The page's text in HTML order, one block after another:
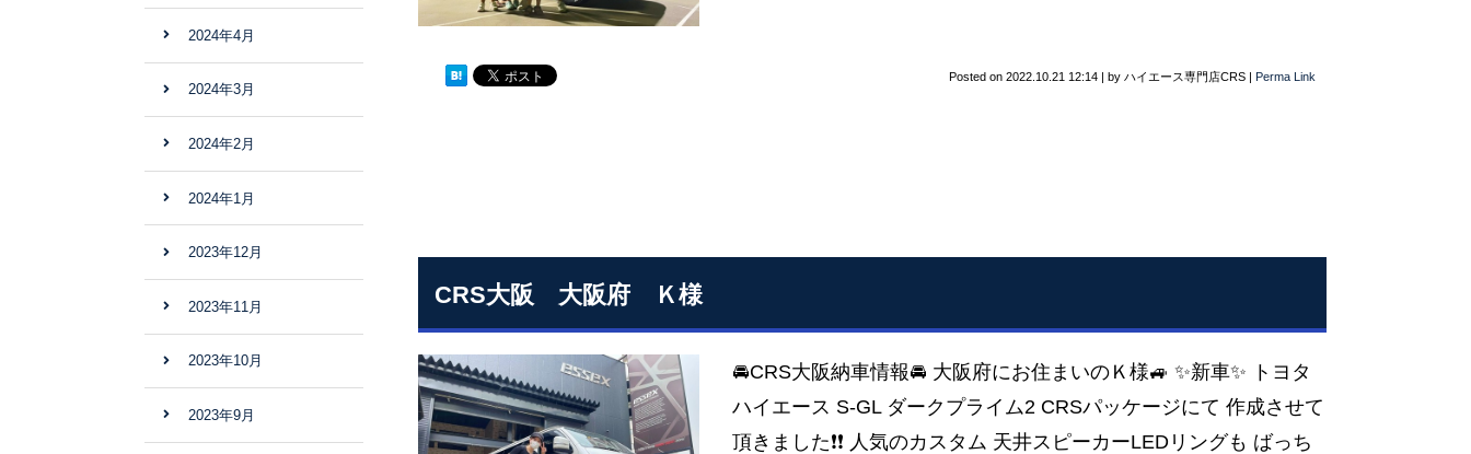
Posted on 2022.10.21 12:14 | by ハイエース専門店CRS | Perma Link
CRS大阪 大阪府 Ｋ様
🚘CRS大阪納車情報🚘 大阪府にお住まいのＫ様🚙 ✨️新車✨️ トヨタ
ハイエース S-GL ダークプライム2 CRSパッケージにて 作成させて
頂きました❗❗ 人気のカスタム 天井スピーカーLEDリングも ばっち
2024年4月
2024年3月
2024年2月
2024年1月
2023年12月
2023年11月
2023年10月
2023年9月